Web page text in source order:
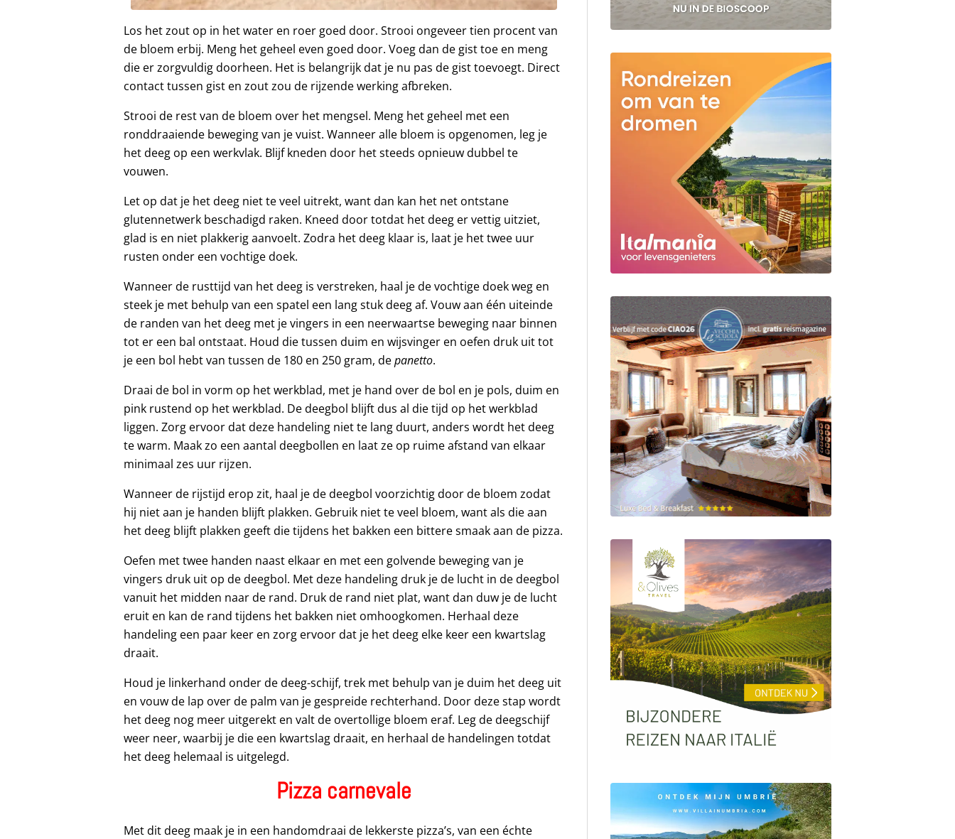
Los het zout op in het water en roer goed door. Strooi ongeveer tien procent van
de bloem erbij. Meng het geheel even goed door. Voeg dan de gist toe en meng
die er zorgvuldig doorheen. Het is belangrijk dat je nu pas de gist toevoegt. Direct
contact tussen gist en zout zou de rijzende werking afbreken.
Strooi de rest van de bloem over het mengsel. Meng het geheel met een
ronddraaiende beweging van je vuist. Wanneer alle bloem is opgenomen, leg je
het deeg op een werkvlak. Blijf kneden door het steeds opnieuw dubbel te
vouwen.
Let op dat je het deeg niet te veel uitrekt, want dan kan het net ontstane
glutennetwerk beschadigd raken. Kneed door totdat het deeg er vettig uitziet,
glad is en niet plakkerig aanvoelt. Zodra het deeg klaar is, laat je het twee uur
rusten onder een vochtige doek.
Wanneer de rusttijd van het deeg is verstreken, haal je de vochtige doek weg en
steek je met behulp van een spatel een lang stuk deeg af. Vouw aan één uiteinde
de randen van het deeg met je vingers in een neerwaartse beweging naar binnen
tot er een bal ontstaat. Houd die tussen duim en wijsvinger en oefen druk uit tot
je een bol hebt van tussen de 180 en 250 gram, depanetto.
Draai de bol in vorm op het werkblad, met je hand over de bol en je pols, duim en
pink rustend op het werkblad. De deegbol blijft dus al die tijd op het werkblad
liggen. Zorg ervoor dat deze handeling niet te lang duurt, anders wordt het deeg
te warm. Maak zo een aantal deegbollen en laat ze op ruime afstand van elkaar
minimaal zes uur rijzen.
Wanneer de rijstijd erop zit, haal je de deegbol voorzichtig door de bloem zodat
hij niet aan je handen blijft plakken. Gebruik niet te veel bloem, want als die aan
het deeg blijft plakken geeft die tijdens het bakken een bittere smaak aan de pizza.
Oefen met twee handen naast elkaar en met een golvende beweging van je
vingers druk uit op de deegbol. Met deze handeling druk je de lucht in de deegbol
vanuit het midden naar de rand. Druk de rand niet plat, want dan duw je de lucht
eruit en kan de rand tijdens het bakken niet omhoogkomen. Herhaal deze
handeling een paar keer en zorg ervoor dat je het deeg elke keer een kwartslag
draait.
Houd je linkerhand onder de deeg-schijf, trek met behulp van je duim het deeg uit
en vouw de lap over de palm van je gespreide rechterhand. Door deze stap wordt
het deeg nog meer uitgerekt en valt de overtollige bloem eraf. Leg de deegschijf
weer neer, waarbij je die een kwartslag draait, en herhaal de handelingen totdat
het deeg helemaal is uitgelegd.
Pizza carnevale
Met dit deeg maak je in een handomdraai de lekkerste pizza’s, van een échte